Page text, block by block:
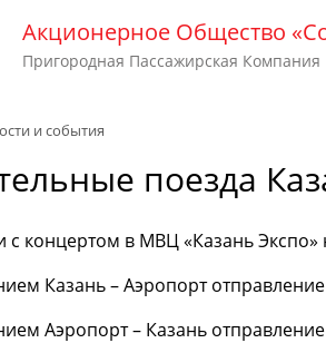
Акционерное Общество
Пригородная Пассажирская Компания
и события
поезда
с концертом в МВЦ «Казань
Казань – Аэропорт
Аэропорт – Казань